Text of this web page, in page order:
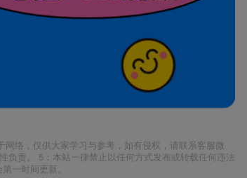
络，仅供大家学习与参考，如有侵权，请联系客服微
负责。 5：本站一律禁止以任何方式发布或转载任何违法
一时间更新。